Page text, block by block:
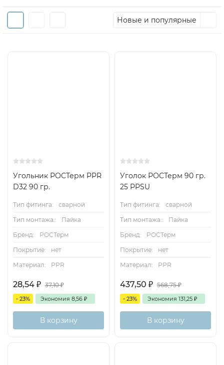
Новые и популярные
Угольник РОСТерм PPR
D32 90 гр.
Тип фитинга:
сварной
Тип монтажа.:
Пайка
Бренд:
РОСТерм
Покрытие:
нет
Материал:
PPR
28,54 ₽ 37,10₽
- 23% Экономия 8,56 ₽
В корзину
Уголок РОСТерм 90 гр.
25 PPSU
Тип фитинга:
сварной
Тип монтажа.:
Пайка
Бренд:
РОСТерм
Покрытие:
нет
Материал:
PPR
437,50 ₽ 568,75₽
- 23% Экономия 131,25 ₽
В корзину